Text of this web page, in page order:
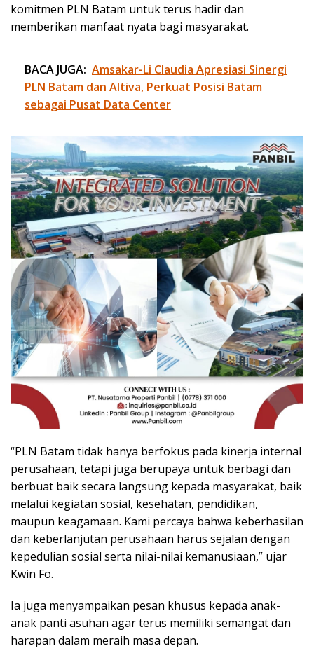
komitmen PLN Batam untuk terus hadir dan
memberikan manfaat nyata bagi masyarakat.
BACA JUGA: Amsakar-Li Claudia Apresiasi Sinergi
PLN Batam dan Altiva, Perkuat Posisi Batam
sebagai Pusat Data Center
“PLN Batam tidak hanya berfokus pada kinerja internal
perusahaan, tetapi juga berupaya untuk berbagi dan
berbuat baik secara langsung kepada masyarakat, baik
melalui kegiatan sosial, kesehatan, pendidikan,
maupun keagamaan. Kami percaya bahwa keberhasilan
dan keberlanjutan perusahaan harus sejalan dengan
kepedulian sosial serta nilai-nilai kemanusiaan,” ujar
Kwin Fo.
Ia juga menyampaikan pesan khusus kepada anak-
anak panti asuhan agar terus memiliki semangat dan
harapan dalam meraih masa depan.